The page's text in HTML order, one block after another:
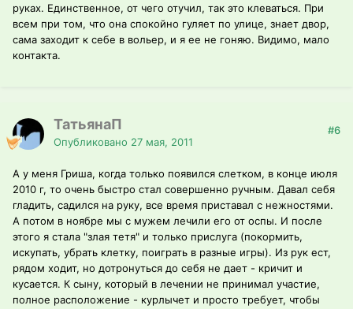
руках. Единственное, от чего отучил, так это клеваться. При
всем при том, что она спокойно гуляет по улице, знает двор,
сама заходит к себе в вольер, и я ее не гоняю. Видимо, мало
контакта.
ТатьянаП
Опубликовано 27 мая, 2011
#6
А у меня Гриша, когда только появился слетком, в конце июля
2010 г, то очень быстро стал совершенно ручным. Давал себя
гладить, садился на руку, все время приставал с нежностями.
А потом в ноябре мы с мужем лечили его от оспы. И после
этого я стала "злая тетя" и только прислуга (покормить,
искупать, убрать клетку, поиграть в разные игры). Из рук ест,
рядом ходит, но дотронуться до себя не дает - кричит и
кусается. К сыну, который в лечении не принимал участие,
полное расположение - курлычет и просто требует, чтобы